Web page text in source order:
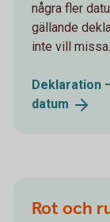
några fler
gällande
inte vill
Deklaration
datum
Rot och